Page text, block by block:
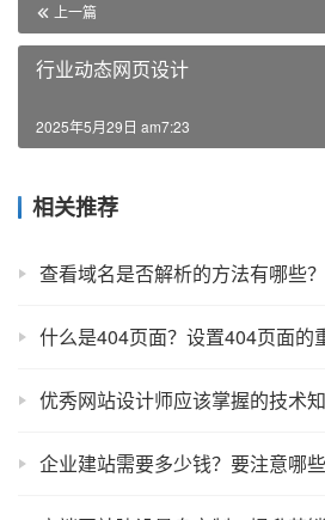
上一篇
行业动态网页设计
2025年5月29日 am7:23
相关推荐
查看域名是否解析的方法有哪些？
什么是404页面？设置404页面的
优秀网站设计师应该掌握的技术
企业建站需要多少钱？要注意哪些